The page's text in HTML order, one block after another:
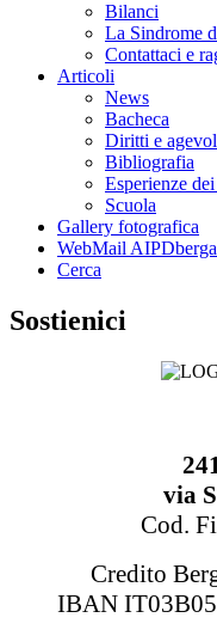
Bilanci
La Sindrome
Contattaci e
Articoli
News
Bacheca
Diritti e
Bibliografia
Esperienze
Scuola
Gallery fotografica
WebMail
Cerca
Sostienici
via
Cod.
Credito
IBAN